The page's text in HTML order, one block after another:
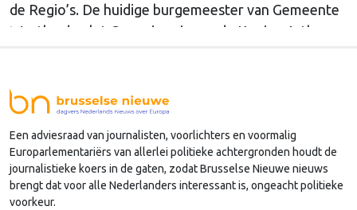
de Regio’s. De huidige burgemeester van Gemeente
Westland volgt Commissaris van de Koning Arthur
Nederlandse regio’s behoorlijk succesvol in hun
lobby in Brussel, en dat komt vooral omdat …
Continued
Een adviesraad van journalisten, voorlichters en voormalig
Europarlementariërs van allerlei politieke achtergronden houdt de
journalistieke koers in de gaten, zodat Brusselse Nieuwe nieuws
brengt dat voor alle Nederlanders interessant is, ongeacht politieke
voorkeur.